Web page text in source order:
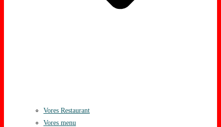
Vores Restaurant
Vores menu